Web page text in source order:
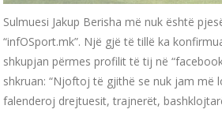
Sulmuesi Jakup Berisha më nuk është
“infOSport.mk”. Një gjë të tillë ka
shkupjan përmes profilit të tij në
shkruan: “Njoftoj të gjithë se nuk jam më
falenderoj drejtuesit, trajnerët,